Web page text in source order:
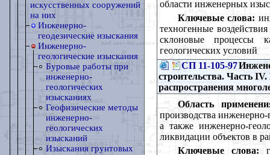
искусственных сооружений
на них
Инженерно-
геодезические изыскания
Инженерно-
геологические изыскания
Буровые работы при
инженерно-
геологических
изысканиях
Геофизические методы
инженерно-
геологических
изысканий
Изыскания грунтовых
области инженерных
Ключевые слова:
техногенные
склоновые процессы
геологических условий
СП 11-105-97
строительства. Часть
распространения
Область
производства инженерно-
а также инженерно-
ликвидации объектов в
Ключевые слова: